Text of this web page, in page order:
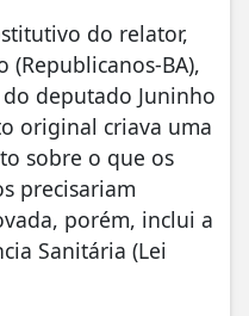
do relator,
BA),
deputado Juninho
original criava uma
sobre o que os
precisariam
porém, inclui a
Sanitária (Lei